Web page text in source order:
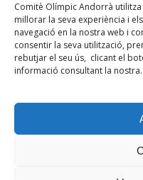
Comitè Olímpic Andorrà
millorar la seva experiència i
navegació en la nostra web i
consentir la seva utilització,
rebutjar el seu ús, clicant el
informació consultant la nostra.
Política